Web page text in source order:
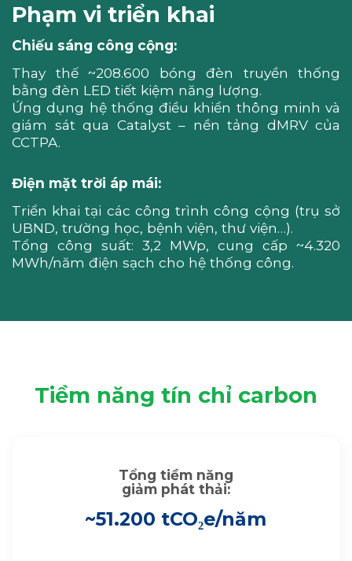
Phạm vi triển khai
Chiếu sáng công cộng:
Thay thế ~208.600 bóng đèn truyền thống
bằng đèn LED tiết kiệm năng lượng.
Ứng dụng hệ thống điều khiển thông minh và
giám sát qua Catalyst – nền tảng dMRV của
CCTPA.
Điện mặt trời áp mái:
Triển khai tại các công trình công cộng (trụ sở
UBND, trường học, bệnh viện, thư viện…).
Tổng công suất: 3,2 MWp, cung cấp ~4.320
MWh/năm điện sạch cho hệ thống công.
Tiềm năng tín chỉ carbon
Tổng tiềm năng
giảm phát thải:
~51.200 tCO₂e/năm